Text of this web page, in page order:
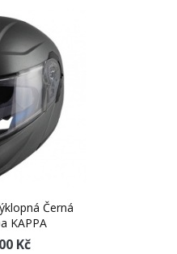
Černá
KAPPA
Kč